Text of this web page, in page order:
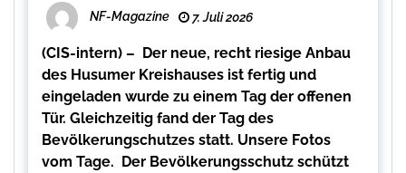
NF-Magazine 7. Juli 2026
(CIS-intern) – Der neue, recht riesige Anbau
des Husumer Kreishauses ist fertig und
eingeladen wurde zu einem Tag der offenen
Tür. Gleichzeitig fand der Tag des
Bevölkerungschutzes statt. Unsere Fotos
vom Tage. Der Bevölkerungsschutz schützt